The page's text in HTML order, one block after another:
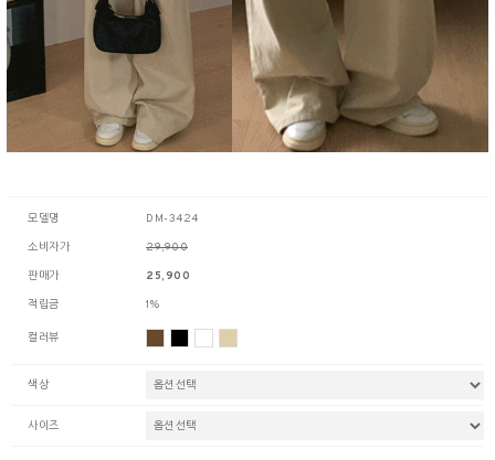
모델명
DM-3424
소비자가
29,900
판매가
25,900
적립금
1%
컬러뷰
색상
사이즈